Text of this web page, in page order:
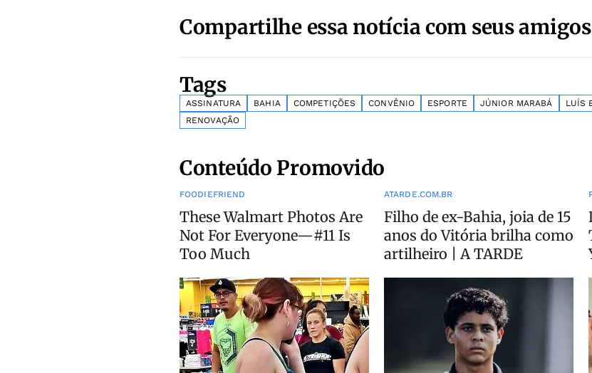
Compartilhe essa notícia com seus amigos
Tags
ASSINATURA BAHIA COMPETIÇÕES CONVÊNIO ESPORTE JÚNIOR MARABÁ LUÍS
RENOVAÇÃO